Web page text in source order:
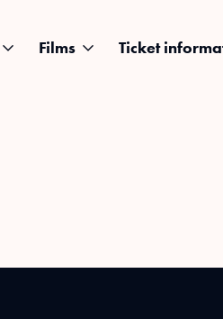
Films Ticket